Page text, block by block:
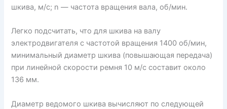
шкива, м/с; n — частота вращения вала, об/мин.
Легко подсчитать, что для шкива на валу
электродвигателя с частотой вращения 1400 об/мин,
минимальный диаметр шкива (повышающая передача)
при линейной скорости ремня 10 м/с составит около
136 мм.
Диаметр ведомого шкива вычисляют по следующей